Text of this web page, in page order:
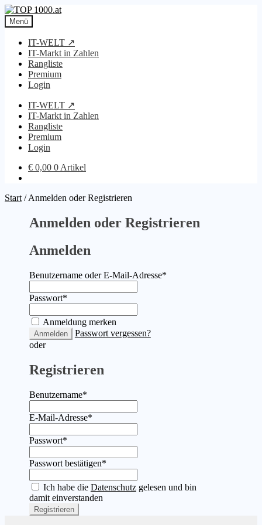
Zur
Navigation
springen
Zum
Inhalt
springen
Menü
IT-WELT ↗
IT-Markt in Zahlen
Rangliste
Premium
Login
IT-WELT ↗
IT-Markt in Zahlen
Rangliste
Premium
Login
€ 0,00 0 Artikel
Start /Anmelden oder Registrieren
Anmelden oder Registrieren
Anmelden
Benutzername oder E-Mail-Adresse*
Passwort*
Anmeldung merken
Anmelden
Passwort vergessen?
oder
Registrieren
Benutzername*
E-Mail-Adresse*
Passwort*
Passwort bestätigen*
Ich habe die Datenschutzgelesen und bin
damit einverstanden
Registrieren